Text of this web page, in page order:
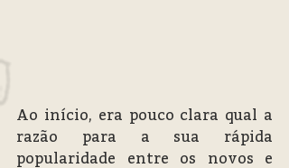
Ao início, era pouco clara qual a
razão para a sua rápida
popularidade entre os novos e